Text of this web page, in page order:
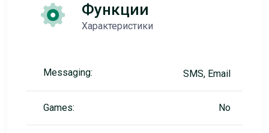
Функции
Характеристики
Messaging: SMS, Email
Games: No